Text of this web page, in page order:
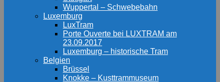
Wuppertal – Schwebebahn
Luxemburg
LuxTram
Porte Ouverte bei LUXTRAM am
23.09.2017
Luxemburg – historische Tram
Belgien
Brüssel
Knokke – Kusttrammuseum